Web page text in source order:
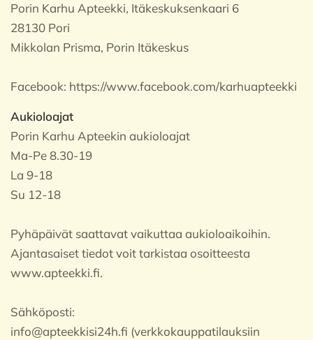
Porin Karhu Apteekki, Itäkeskuksenkaari 6
28130 Pori
Mikkolan Prisma, Porin Itäkeskus
Facebook: https://www.facebook.com/karhuapteekki
Aukioloajat
Porin Karhu Apteekin aukioloajat
Ma-Pe 8.30-19
La 9-18
Su 12-18
Pyhäpäivät saattavat vaikuttaa aukioloaikoihin.
Ajantasaiset tiedot voit tarkistaa osoitteesta
www.apteekki.fi.
Sähköposti:
info@apteekkisi24h.fi (verkkokauppatilauksiin